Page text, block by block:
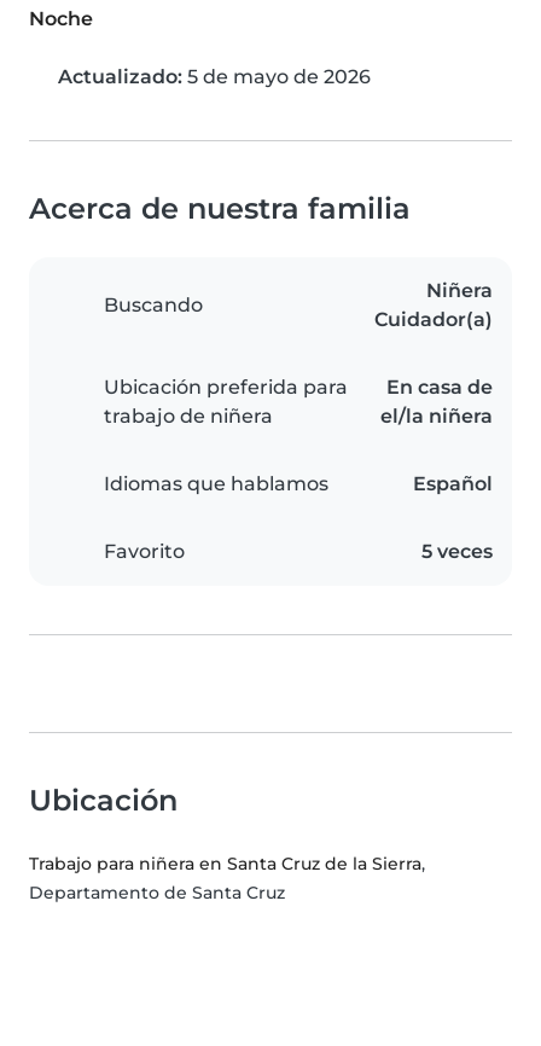
Noche
Actualizado: 5 de mayo de 2026
Acerca de nuestra familia
Buscando
Niñera
Cuidador(a)
Ubicación preferida para
trabajo de niñera
En casa de
el/la niñera
Idiomas que hablamos Español
Favorito 5 veces
Ubicación
Trabajo para niñera en Santa Cruz de la Sierra,
Departamento de Santa Cruz